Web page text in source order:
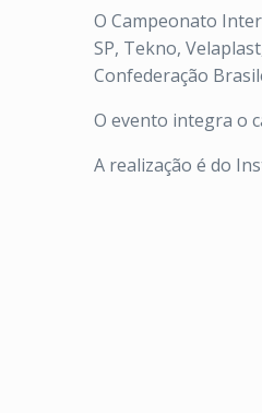
O Campeonato
SP, Tekno,
Confederação
O evento integra o
A realização é do